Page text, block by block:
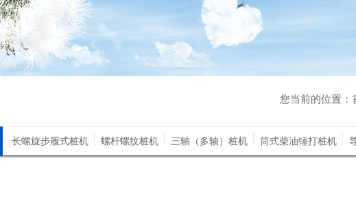
您当前的位置：
长螺旋步履式桩机 螺杆螺纹桩机 三轴（多轴）桩机 筒式柴油锤打桩机